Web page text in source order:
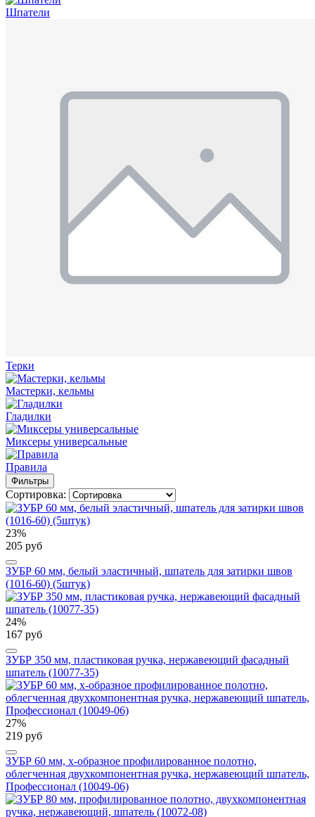
Шпатели
Терки
Мастерки, кельмы
Гладилки
Миксеры универсальные
Правила
Фильтры
Сортировка:
23%
205 руб
ЗУБР 60 мм, белый эластичный, шпатель для затирки швов
(1016-60) (5штук)
24%
167 руб
ЗУБР 350 мм, пластиковая ручка, нержавеющий фасадный
шпатель (10077-35)
27%
219 руб
ЗУБР 60 мм, х-образное профилированное полотно,
облегченная двухкомпонентная ручка, нержавеющий шпатель,
Профессионал (10049-06)